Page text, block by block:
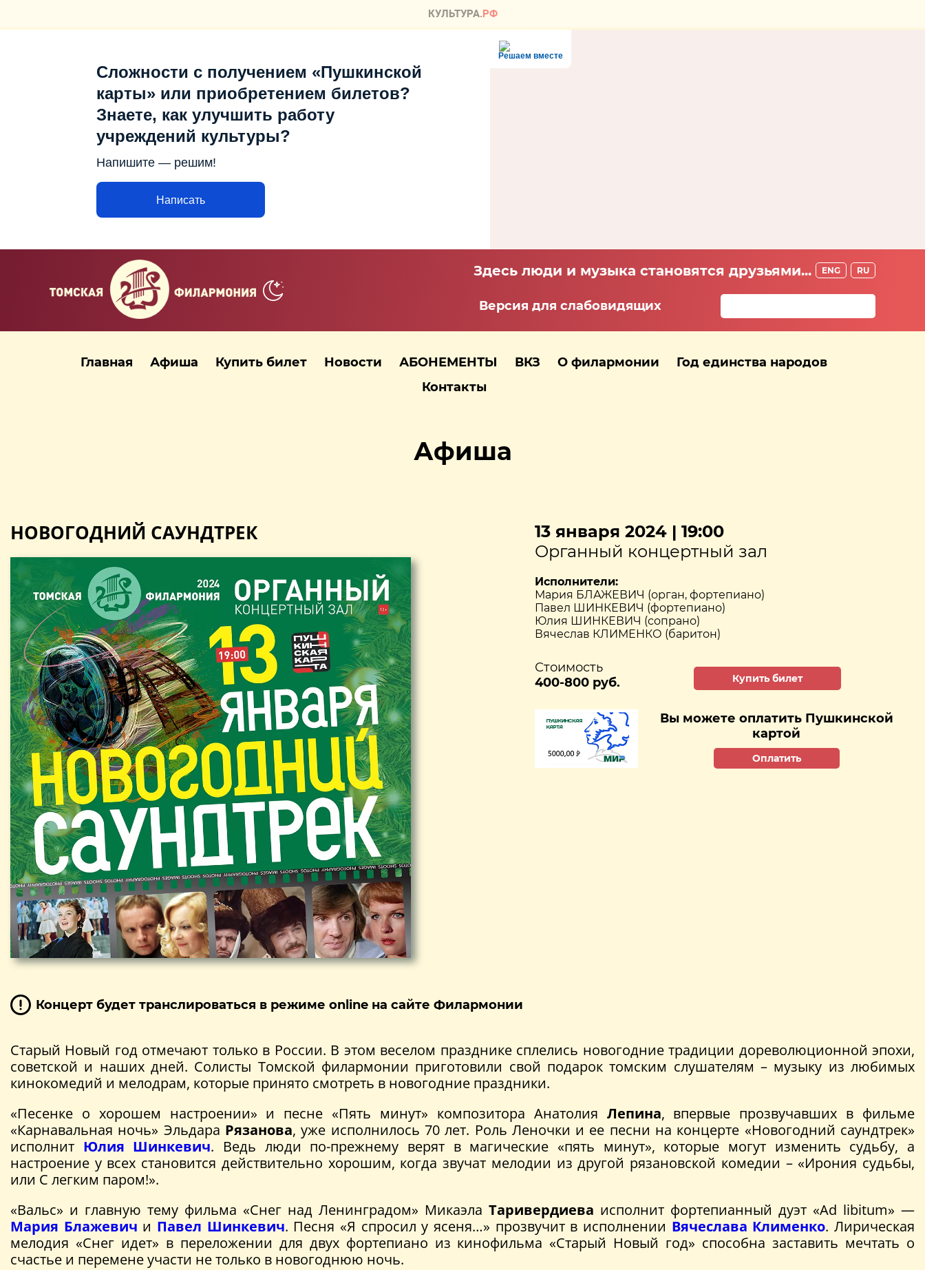
Решаем вместе
Сложности с получением «Пушкинской
карты» или приобретением билетов?
Знаете, как улучшить работу
учреждений культуры?
Напишите — решим!
Написать
Здесь люди и музыка становятся друзьями... ENG RU
Версия для слабовидящих
Главная Афиша Купить билет Новости АБОНЕМЕНТЫ ВКЗ О филармонии
Год единства народов
Контакты
Афиша
НОВОГОДНИЙ САУНДТРЕК
13 января 2024 | 19:00
Органный концертный зал
Исполнители:
Мария БЛАЖЕВИЧ (орган, фортепиано)
Павел ШИНКЕВИЧ (фортепиано)
Юлия ШИНКЕВИЧ (сопрано)
Вячеслав КЛИМЕНКО (баритон)
Стоимость
400-800 руб.
Купить билет
Вы можете оплатить Пушкинской
картой
Оплатить
Концерт будет транслироваться в режиме online на сайте Филармонии
Старый Новый год отмечают только в России. В этом веселом празднике сплелись новогодние традиции дореволюционной эпохи,
советской и наших дней. Солисты Томской филармонии приготовили свой подарок томским слушателям – музыку из любимых
кинокомедий и мелодрам, которые принято смотреть в новогодние праздники.
«Песенке о хорошем настроении» и песне «Пять минут» композитора Анатолия Лепина, впервые прозвучавших в фильме
«Карнавальная ночь» Эльдара Рязанова, уже исполнилось 70 лет. Роль Леночки и ее песни на концерте «Новогодний саундтрек»
исполнит Юлия Шинкевич. Ведь люди по-прежнему верят в магические «пять минут», которые могут изменить судьбу, а
настроение у всех становится действительно хорошим, когда звучат мелодии из другой рязановской комедии – «Ирония судьбы,
или С легким паром!».
«Вальс» и главную тему фильма «Снег над Ленинградом» Микаэла Таривердиева исполнит фортепианный дуэт «Ad libitum» —
Мария Блажевич и Павел Шинкевич. Песня «Я спросил у ясеня…» прозвучит в исполнении Вячеслава Клименко. Лирическая
мелодия «Снег идет» в переложении для двух фортепиано из кинофильма «Старый Новый год» способна заставить мечтать о
счастье и перемене участи не только в новогоднюю ночь.